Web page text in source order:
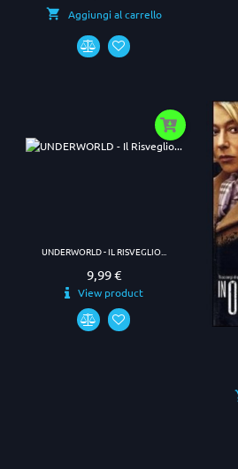
Aggiungi al carrello
UNDERWORLD - IL RISVEGLIO...
Prezzo
9,99 €
View product